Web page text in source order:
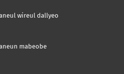
wireul dallyeo
mabeobe